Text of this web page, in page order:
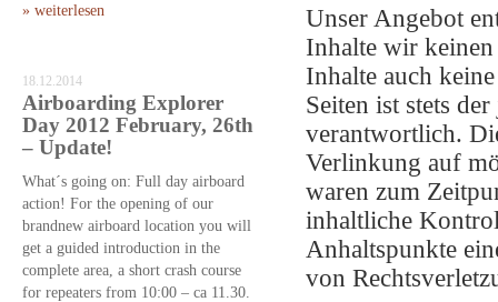
» weiterlesen
18.12.2014
Airboarding Explorer
Day 2012 February, 26th
– Update!
What´s going on: Full day airboard
action! For the opening of our
brandnew airboard location you will
get a guided introduction in the
complete area, a short crash course
for repeaters from 10:00 – ca 11.30.
Unser Angebot
Inhalte wir
Inhalte auch
Seiten ist stets
verantwortlich.
Verlinkung auf
waren zum
inhaltliche
Anhaltspunkte
von